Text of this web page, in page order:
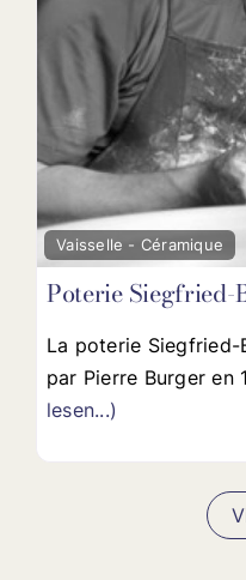
Vaisselle - Céramique
Poterie
La poterie Siegfried-
par Pierre Burger
lesen...)